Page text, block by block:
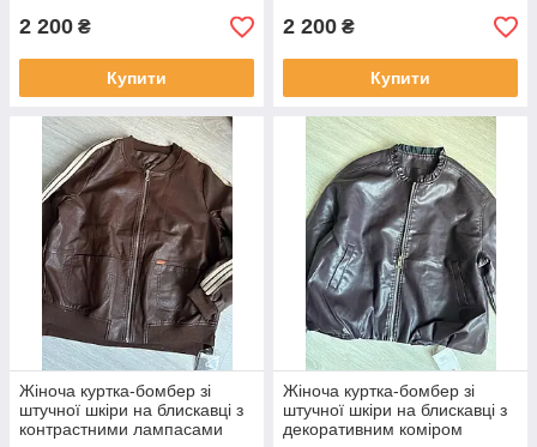
2 200 ₴
Купити
2 200 ₴
Купити
Жіноча куртка-бомбер зі
штучної шкіри на блискавці з
контрастними лампасами
Жіноча куртка-бомбер зі
штучної шкіри на блискавці з
декоративним коміром